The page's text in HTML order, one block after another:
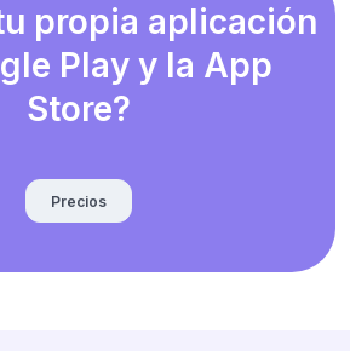
propia aplicación
Play y la App
Store?
Precios